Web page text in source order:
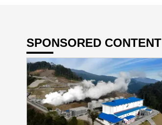
SPONSORED CONTENT